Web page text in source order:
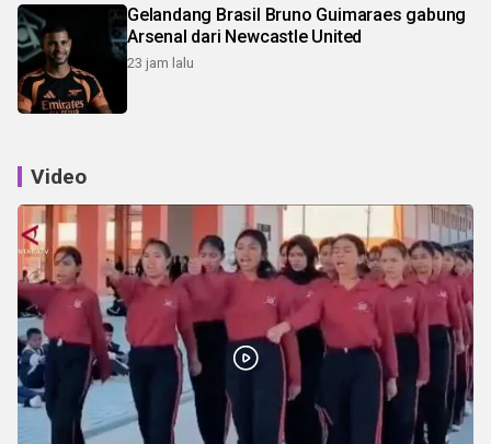
Gelandang Brasil Bruno Guimaraes gabung
Arsenal dari Newcastle United
23 jam lalu
Video